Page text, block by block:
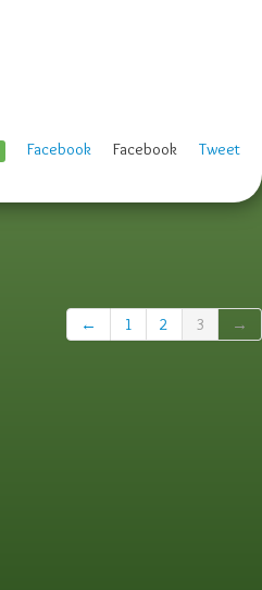
Tweet
Facebook
Facebook
← 1 2 3 →